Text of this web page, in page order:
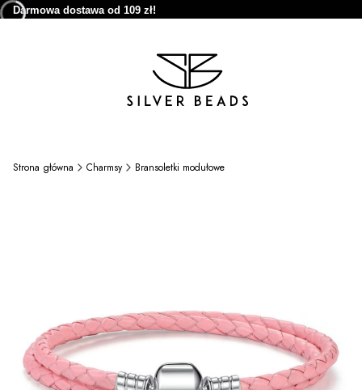
Darmowa dostawa od 109 zł!
Strona główna Charmsy Bransoletki modułowe